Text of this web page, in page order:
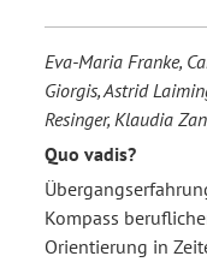
Eva-Maria Franke,
Giorgis, Astrid
Resinger, Klaudia
Quo vadis?
Kompass
Orientierung in